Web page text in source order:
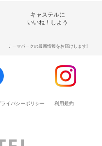
キャステルに
いいね！しよう
テーマパークの最新情報をお届けします!
ライバシーポリシー 利用規約